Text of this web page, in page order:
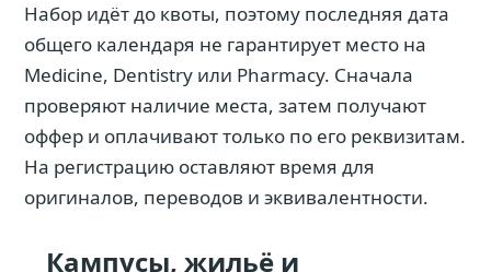
Набор идёт до квоты, поэтому последняя дата
общего календаря не гарантирует место на
Medicine, Dentistry или Pharmacy. Сначала
проверяют наличие места, затем получают
оффер и оплачивают только по его реквизитам.
На регистрацию оставляют время для
оригиналов, переводов и эквивалентности.
Кампусы, жильё и